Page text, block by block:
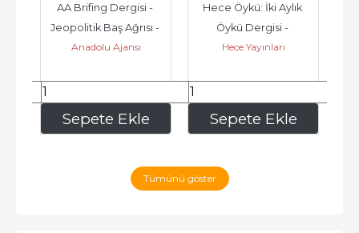
Sepete Ekle
AA Brifing Dergisi -
Jeopolitik Baş Ağrısı -
Sayı: 2      Ağustos
Anadolu Ajansı
180,00 Sepete Ekle
Hece Öykü: İki Aylık
Öykü Dergisi -
Günümüz Öyküsü:
Hece Yayınları
328,00
Tümünü göster